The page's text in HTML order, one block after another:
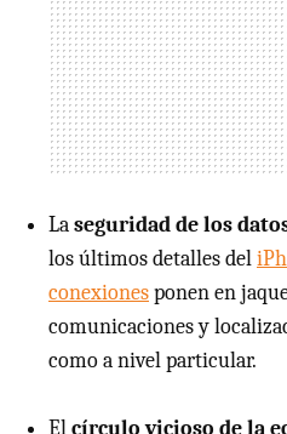
Laseguridad de los
los últimos detalles del
conexionesponen en
comunicaciones y
como a nivel particular.
Elcírculo vicioso de la